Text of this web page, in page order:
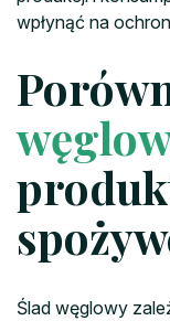
wpłynąć na
Ślad węglowy